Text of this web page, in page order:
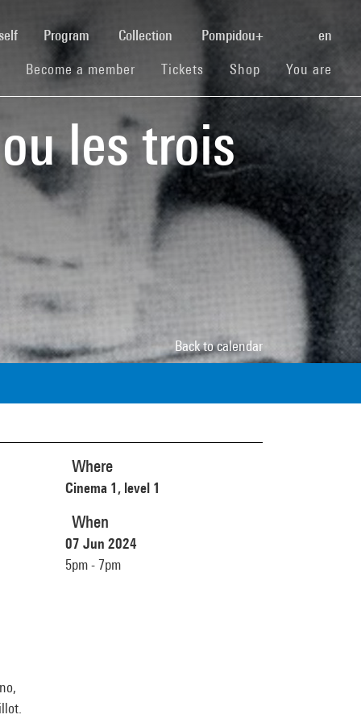
(current)Program Collection Pompidou+ en
Become a member (current)
Tickets (current)
Shop (current)You are
les trois
Back to calendar
Where
Cinema 1, level 1
When
07 Jun 2024
5pm - 7pm